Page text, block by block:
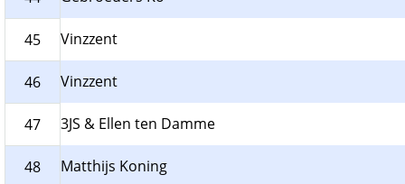
45 Vinzzent
46 Vinzzent
47 3JS & Ellen ten Damme
48 Matthijs Koning